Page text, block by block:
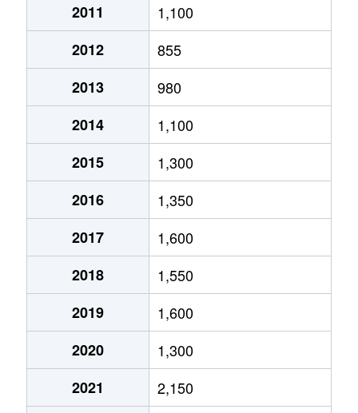
竹渕西
1,700万円 出戸
竹渕西
1,900万円
天王寺屋
350万円
天王寺屋
1,900万円 志紀
天王寺屋
1,800万円 志紀
天王寺屋
1,200万円 志紀
永畑町
2,400万円 八尾
永畑町
2,300万円 八尾
永畑町
1,300万円 八尾
1,500万円 八尾南
660万円 八尾南
2011
1,100
2012
855
2013
980
2014
1,100
2015
1,300
2016
1,350
2017
1,600
2018
1,550
2019
1,600
2020
1,300
2021
2,150